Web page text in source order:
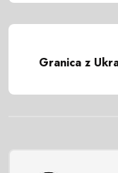
Granica z